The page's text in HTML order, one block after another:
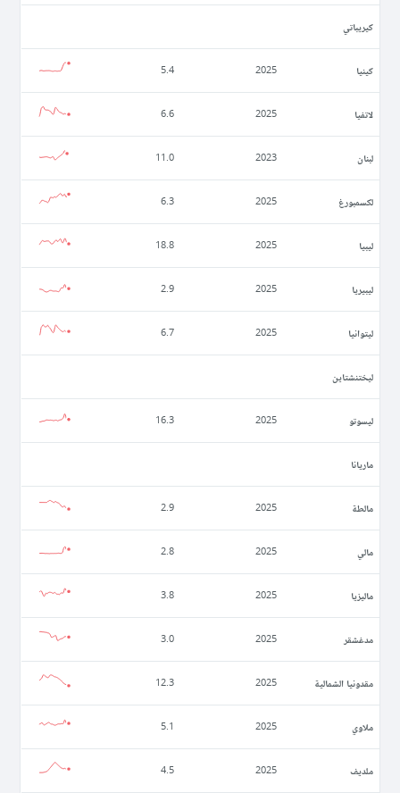
كيريباتي
كينيا 2025
5.4
لاتفيا 2025
6.6
لبنان 2023
11.0
لكسمبورغ 2025
6.3
ليبيا 2025
18.8
ليبيريا 2025
2.9
ليتوانيا 2025
6.7
ليختنشتاين
ليسوتو 2025
16.3
ماريانا
مالطة 2025
2.9
مالي 2025
2.8
ماليزيا 2025
3.8
مدغشقر 2025
3.0
مقدونيا الشمالية 2025
12.3
ملاوي 2025
5.1
ملديف 2025
4.5